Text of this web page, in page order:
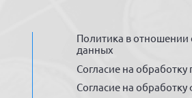
Политика в
данных
Согласие на
Согласие на